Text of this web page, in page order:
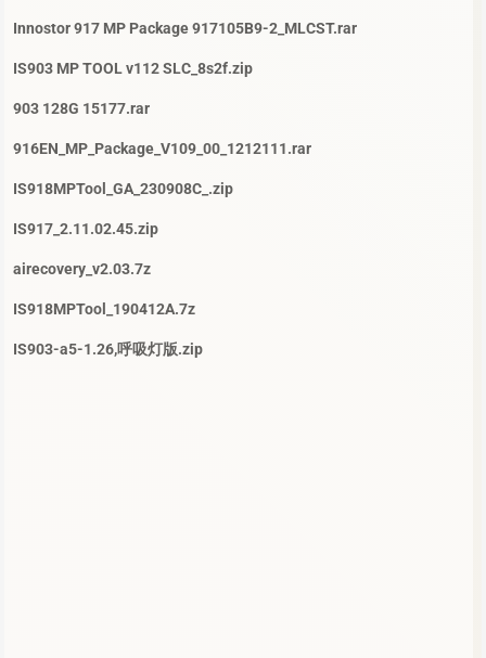
Innostor 917 MP Package 917105B9-2_MLCST.rar
IS903 MP TOOL v112 SLC_8s2f.zip
903 128G 15177.rar
916EN_MP_Package_V109_00_1212111.rar
IS918MPTool_GA_230908C_.zip
IS917_2.11.02.45.zip
airecovery_v2.03.7z
IS918MPTool_190412A.7z
IS903-a5-1.26,呼吸灯版.zip